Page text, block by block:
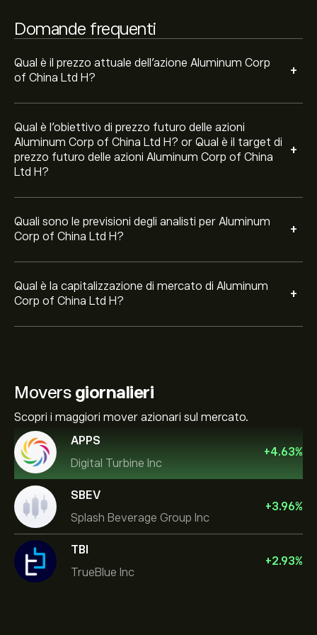
Domande frequenti
Qual è il prezzo attuale dell'azione Aluminum Corp
of China Ltd H?
+
Qual è l'obiettivo di prezzo futuro delle azioni
Aluminum Corp of China Ltd H? or Qual è il target di
prezzo futuro delle azioni Aluminum Corp of China
Ltd H?
+
Quali sono le previsioni degli analisti per Aluminum
Corp of China Ltd H?
+
Qual è la capitalizzazione di mercato di Aluminum
Corp of China Ltd H?
+
Movers giornalieri
Scopri i maggiori mover azionari sul mercato.
APPS
Digital Turbine Inc
+4.63%
SBEV
Splash Beverage Group Inc
+3.96%
TBI
TrueBlue Inc
+2.93%